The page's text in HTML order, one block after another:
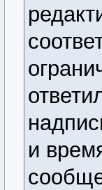
и